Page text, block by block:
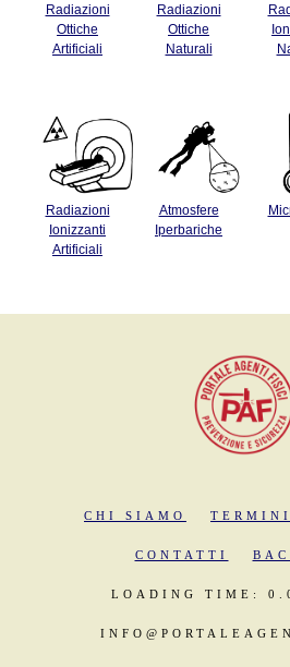
Radiazioni
Ottiche
Artificiali
Radiazioni
Ottiche
Naturali
Radiazioni
Ionizzanti
Artificiali
Atmosfere
Iperbariche
CHI SIAMO
CONTATTI
LOADING TIME: